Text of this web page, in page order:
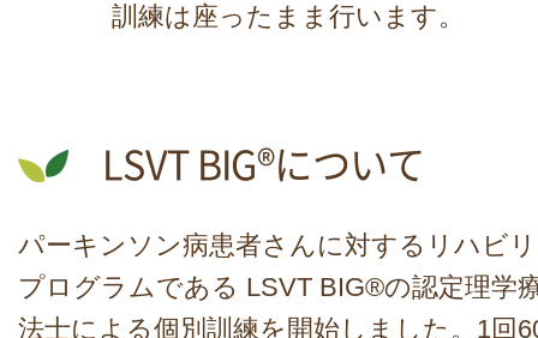
訓練は座ったまま行います。
LSVT BIG®について
パーキンソン病患者さんに対するリハビリ
プログラムである LSVT BIG®の認定理学
法士による個別訓練を開始しました。1回